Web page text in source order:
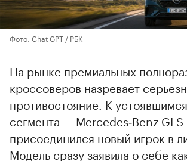
Фото: Chat GPT / РБК
На рынке премиальных
кроссоверов назревает
противостояние. К
сегмента — Mercedes‑Benz
присоединился новый игрок в
Модель сразу заявила о себе